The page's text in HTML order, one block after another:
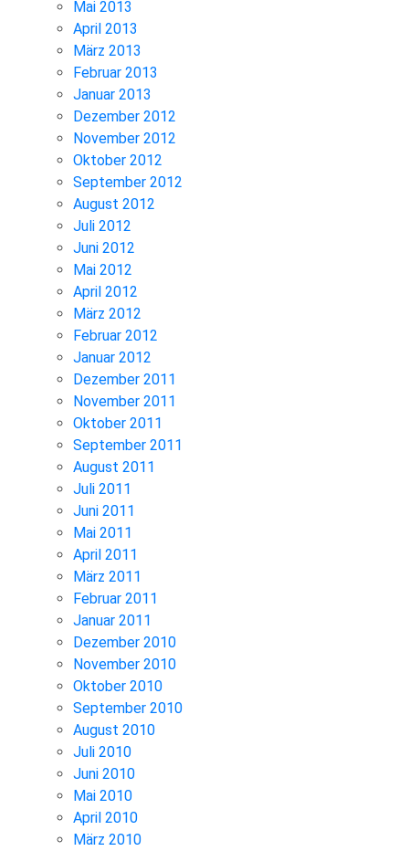
Mai 2013
April 2013
März 2013
Februar 2013
Januar 2013
Dezember 2012
November 2012
Oktober 2012
September 2012
August 2012
Juli 2012
Juni 2012
Mai 2012
April 2012
März 2012
Februar 2012
Januar 2012
Dezember 2011
November 2011
Oktober 2011
September 2011
August 2011
Juli 2011
Juni 2011
Mai 2011
April 2011
März 2011
Februar 2011
Januar 2011
Dezember 2010
November 2010
Oktober 2010
September 2010
August 2010
Juli 2010
Juni 2010
Mai 2010
April 2010
März 2010